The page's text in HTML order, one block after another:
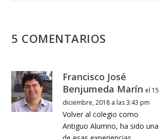
5 COMENTARIOS
Francisco José
Benjumeda Marín el 15
diciembre, 2018 a las 3:43 pm
Volver al colegio como
Antiguo Alumno, ha sido una